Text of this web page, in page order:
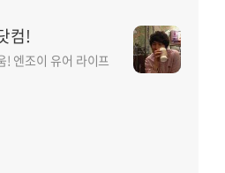
컴!
! 엔조이 유어 라이프